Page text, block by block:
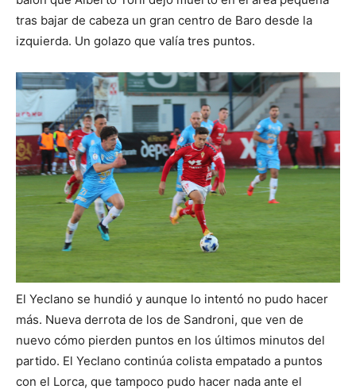
tras bajar de cabeza un gran centro de Baro desde la
izquierda. Un golazo que valía tres puntos.
El Yeclano se hundió y aunque lo intentó no pudo hacer
más. Nueva derrota de los de Sandroni, que ven de
nuevo cómo pierden puntos en los últimos minutos del
partido. El Yeclano continúa colista empatado a puntos
con el Lorca, que tampoco pudo hacer nada ante el